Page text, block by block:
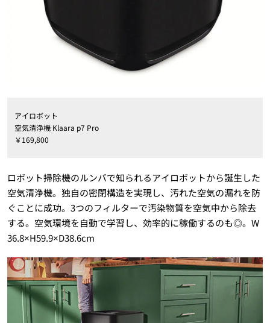
アイロボット
空気清浄機 Klaara p7 Pro
￥169,800
ロボット掃除機のルンバで知られるアイロボットから誕生した
空気清浄機。独自の密閉構造を実現し、汚れた空気の漏れを防
ぐことに成功。3つのフィルターで汚染物質を空気中から除去
する。空気環境を自動で学習し、効率的に稼働するのも◎。W
36.8×H59.9×D38.6cm